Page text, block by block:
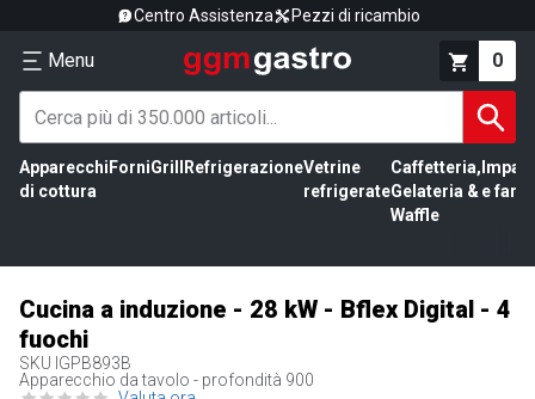
Centro Assistenza Pezzi di ricambio
Menu 0
Apparecchi
di cottura
ForniGrill RefrigerazioneVetrine
refrigerate
Caffetteria,
Gelateria &
Waffle
e
Cucina a induzione - 28 kW - Bflex Digital - 4
fuochi
SKU IGPB893B
Apparecchio da tavolo - profondità 900